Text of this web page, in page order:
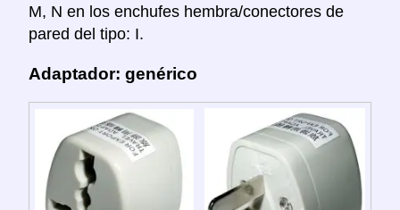
M, N en los enchufes hembra/conectores de
pared del tipo: I.
Adaptador: genérico